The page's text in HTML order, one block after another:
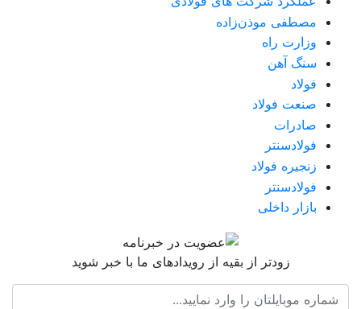
مصطفی موذن‌زاده
وزارت راه
سنگ آهن
فولاد
صنعت فولاد
صادرات
فولادسنتر
زنجیره فولاد
فولادسنتر
بازار داخلی
زودتر از بقیه از رویدادهای ما با خبر شوید